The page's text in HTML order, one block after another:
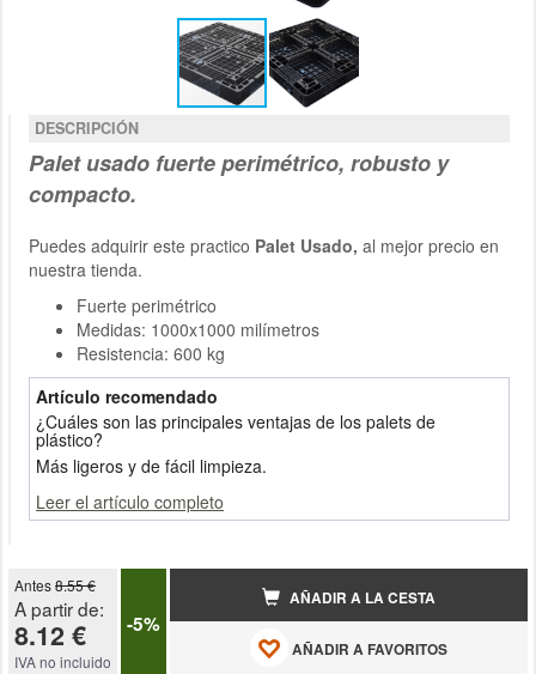
DESCRIPCIÓN
Paletusado fuerte perimétrico, robusto y
compacto.
Puedes adquirir este practico Palet Usado, al mejor precio en
nuestra tienda.
Fuerte perimétrico
Medidas: 1000x1000 milímetros
Resistencia: 600 kg
Artículo recomendado
¿Cuáles son las principales ventajas de los palets de
plástico?
Más ligeros y de fácil limpieza.
Leer el artículo completo
Antes8.55 €
A partir de:
8.12 €
IVA no incluido
-5%
AÑADIR A LA CESTA
AÑADIR A FAVORITOS